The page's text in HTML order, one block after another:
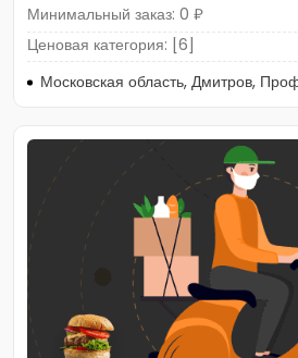
Минимальный заказ: 0 ₽
Ценовая категория: [6]